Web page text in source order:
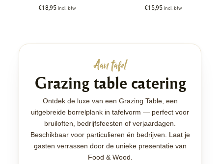
€18,95 incl. btw €15,95 incl. btw
Aan tafel
Grazing table catering
Ontdek de luxe van een Grazing Table, een
uitgebreide borrelplank in tafelvorm — perfect voor
bruiloften, bedrijfsfeesten of verjaardagen.
Beschikbaar voor particulieren én bedrijven. Laat je
gasten verrassen door de unieke presentatie van
Food & Wood.